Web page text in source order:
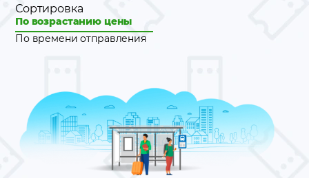
Сортировка
По возрастанию цены
По времени отправления